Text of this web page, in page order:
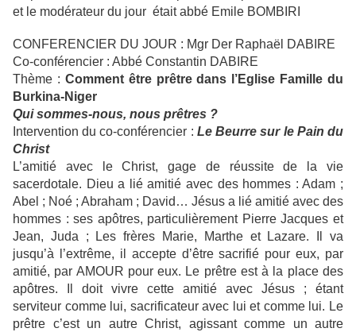
et le modérateur du jour était abbé Emile BOMBIRI
CONFERENCIER DU JOUR : Mgr Der Raphaël DABIRE
Co-conférencier : Abbé Constantin DABIRE
Thème : Comment être prêtre dans l’Eglise Famille du
Burkina-Niger
Qui sommes-nous, nous prêtres ?
Intervention du co-conférencier : Le Beurre sur le Pain du
Christ
L’amitié avec le Christ, gage de réussite de la vie
sacerdotale. Dieu a lié amitié avec des hommes : Adam ;
Abel ; Noé ; Abraham ; David… Jésus a lié amitié avec des
hommes : ses apôtres, particulièrement Pierre Jacques et
Jean, Juda ; Les frères Marie, Marthe et Lazare. Il va
jusqu’à l’extrême, il accepte d’être sacrifié pour eux, par
amitié, par AMOUR pour eux. Le prêtre est à la place des
apôtres. Il doit vivre cette amitié avec Jésus ; étant
serviteur comme lui, sacrificateur avec lui et comme lui. Le
prêtre c’est un autre Christ, agissant comme un autre